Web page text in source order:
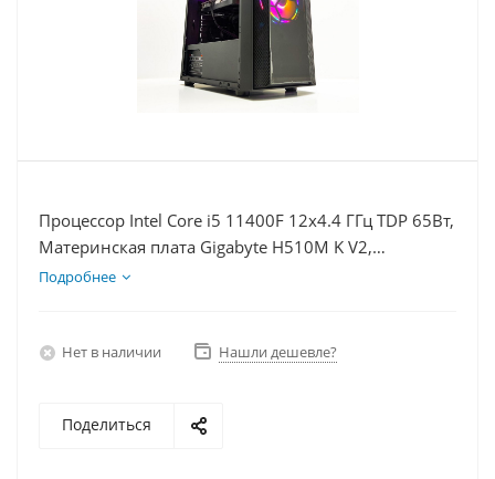
Процессор Intel Core i5 11400F 12x4.4 ГГц TDP 65Вт,
Материнская плата Gigabyte H510M K V2,
Видеокарта RTX 4060Ti 8Гб, Память DDR4 64Gb,
Подробнее
Нет в наличии Нашли дешевле?
Поделиться